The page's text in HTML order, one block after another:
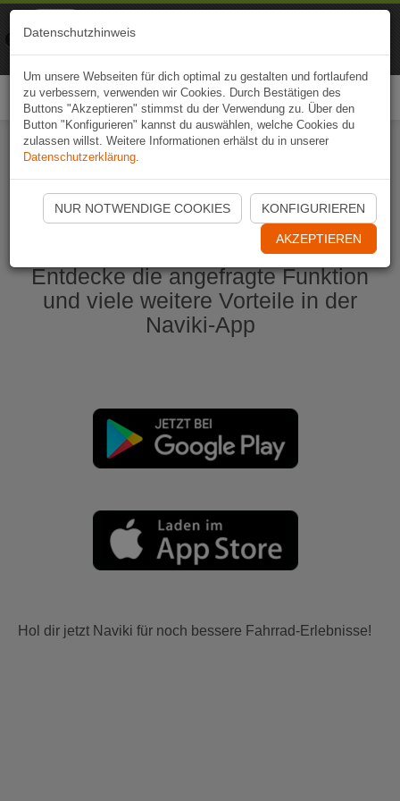
Naviki App jetzt öffnen
Entdecke die angefragte Funktion
und viele weitere Vorteile in der
Naviki-App
Hol dir jetzt Naviki für noch bessere Fahrrad-Erlebnisse!
Datenschutzhinweis
Um unsere Webseiten für dich optimal zu gestalten und fortlaufend
zu verbessern, verwenden wir Cookies. Durch Bestätigen des
Buttons "Akzeptieren" stimmst du der Verwendung zu. Über den
Button "Konfigurieren" kannst du auswählen, welche Cookies du
zulassen willst. Weitere Informationen erhälst du in unserer
Datenschutzerklärung.
NUR NOTWENDIGE COOKIES KONFIGURIEREN
AKZEPTIEREN
Naviki